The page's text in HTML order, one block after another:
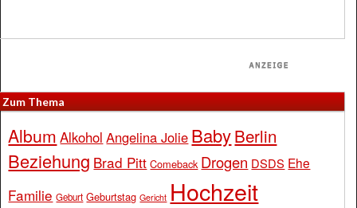
Zum Thema
Album Alkohol Angelina Jolie BabyBerlin
Beziehung Brad Pitt Comeback Drogen DSDS Ehe
Familie Geburt Geburtstag Gericht Hochzeit